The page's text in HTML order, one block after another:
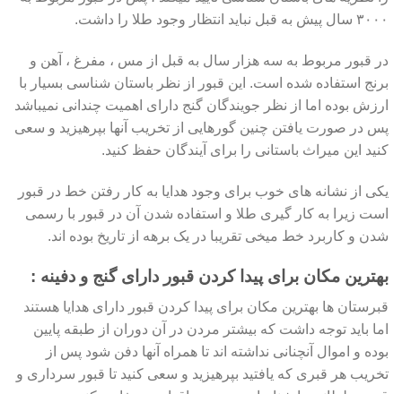
۳۰۰۰ سال پیش به قبل نباید انتظار وجود طلا را داشت.
در قبور مربوط به سه هزار سال به قبل از مس ، مفرغ ، آهن و
برنج استفاده شده است. این قبور از نظر باستان شناسی بسیار با
ارزش بوده اما از نظر جویندگان گنج دارای اهمیت چندانی نمیباشد
پس در صورت یافتن چنین گورهایی از تخریب آنها بپرهیزید و سعی
کنید این میراث باستانی را برای آیندگان حفظ کنید.
یکی از نشانه های خوب برای وجود هدایا به کار رفتن خط در قبور
است زیرا به کار گیری طلا و استفاده شدن آن در قبور با رسمی
شدن و کاربرد خط میخی تقریبا در یک برهه از تاریخ بوده اند.
بهترین مکان برای پیدا کردن قبور دارای گنج و دفینه :
قبرستان ها بهترین مکان برای پیدا کردن قبور دارای هدایا هستند
اما باید توجه داشت که بیشتر مردن در آن دوران از طبقه پایین
بوده و اموال آنچنانی نداشته اند تا همراه آنها دفن شود پس از
تخریب هر قبری که یافتید بپرهیزید و سعی کنید تا قبور سرداری و